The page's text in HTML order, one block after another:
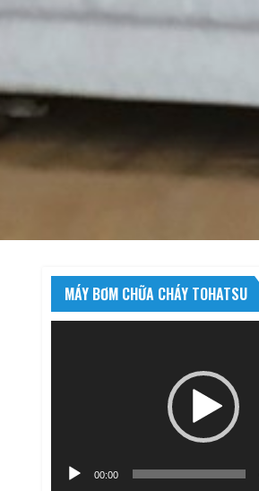
MÁY BƠM CHỮA CHÁY TOHATSU
00:00